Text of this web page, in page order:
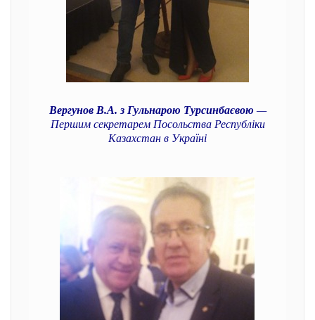
Вергунов В.А. з Гульнарою Турсинбаєвою —
Першим секретарем Посольства Республіки
Казахстан в Україні